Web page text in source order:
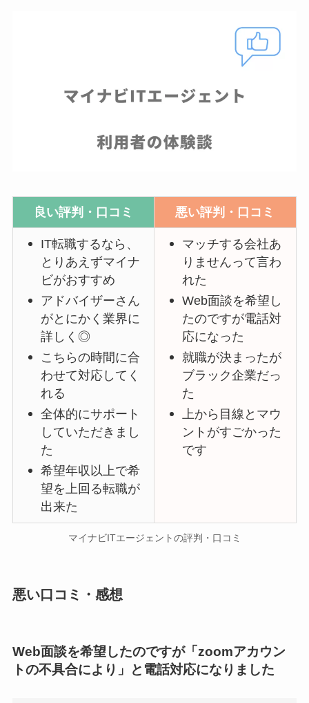
良い評判・口コミ 悪い評判・口コミ
IT転職するなら、
とりあえずマイナ
ビがおすすめ
アドバイザーさん
がとにかく業界に
詳しく◎
こちらの時間に合
わせて対応してく
れる
全体的にサポート
していただきまし
た
希望年収以上で希
望を上回る転職が
出来た
マッチする会社あ
りませんって言わ
れた
Web面談を希望し
たのですが電話対
応になった
就職が決まったが
ブラック企業だっ
た
上から目線とマウ
ントがすごかった
です
マイナビITエージェントの評判・口コミ
悪い口コミ・感想
Web面談を希望したのですが「zoomアカウン
トの不具合により」と電話対応になりました